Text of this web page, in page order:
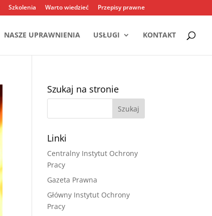
Szkolenia Warto wiedzieć Przepisy prawne
NASZE UPRAWNIENIA USŁUGI KONTAKT
Szukaj na stronie
Linki
Centralny Instytut Ochrony
Pracy
Gazeta Prawna
Główny Instytut Ochrony
Pracy